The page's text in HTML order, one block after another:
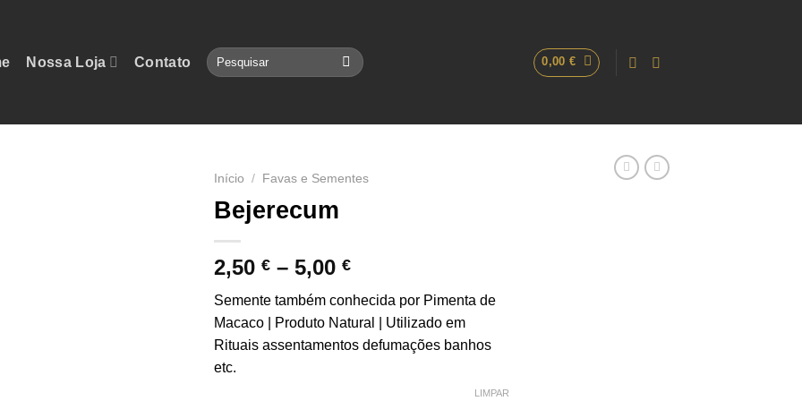
Nossa Loja Contato
Pesquisar
por:
0,00€
Início / Favas e Sementes
Bejerecum
2,50 € – 5,00 €Price
2,50 €
through
5,00 €
Semente também conhecida por Pimenta de
Macaco | Produto Natural | Utilizado em
Rituais assentamentos defumações banhos
etc.
LIMPAR